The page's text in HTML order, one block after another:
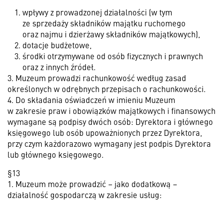
wpływy z prowadzonej działalności (w tym
ze sprzedaży składników majątku ruchomego
oraz najmu i dzierżawy składników majątkowych),
dotacje budżetowe,
środki otrzymywane od osób fizycznych i prawnych
oraz z innych źródeł.
3. Muzeum prowadzi rachunkowość według zasad
określonych w odrębnych przepisach o rachunkowości.
4. Do składania oświadczeń w imieniu Muzeum
w zakresie praw i obowiązków majątkowych i finansowych
wymagane są podpisy dwóch osób: Dyrektora i głównego
księgowego lub osób upoważnionych przez Dyrektora,
przy czym każdorazowo wymagany jest podpis Dyrektora
lub głównego księgowego.
§13
1. Muzeum może prowadzić – jako dodatkową –
działalność gospodarczą w zakresie usług: